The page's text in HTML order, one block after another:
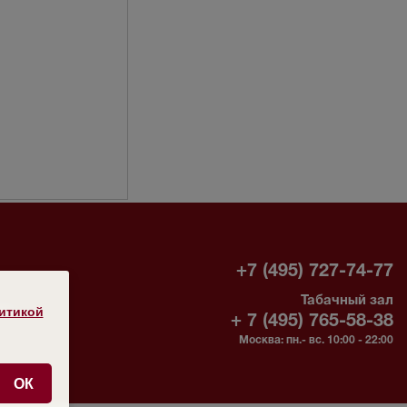
+7 (495) 727-74-77
Табачный зал
+ 7 (495) 765-58-38
Москва: пн.- вс. 10:00 - 22:00
ОК